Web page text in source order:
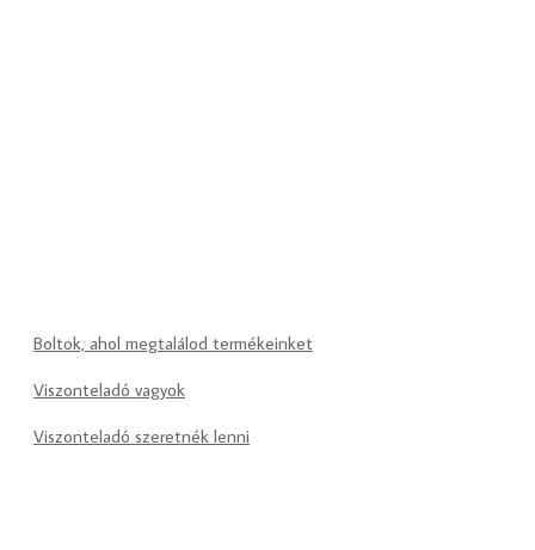
Boltok, ahol megtalálod termékeinket
Viszonteladó vagyok
Viszonteladó szeretnék lenni